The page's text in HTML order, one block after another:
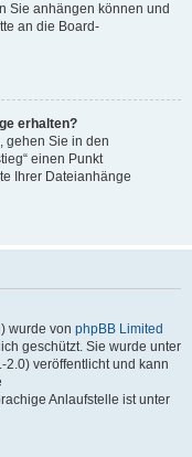
Sie anhängen können und
an die Board-
erhalten?
gehen Sie in den
einen Punkt
Ihrer Dateianhänge
wurde von phpBB Limited
geschützt. Sie wurde unter
2.0) veröffentlicht und kann
Anlaufstelle ist unter